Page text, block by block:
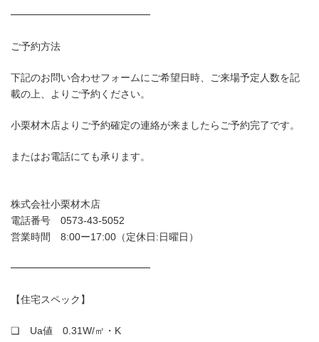
━━━━━━━━━━━━━━
ご予約方法
下記のお問い合わせフォームにご希望日時、ご来場予定人数を記
載の上、よりご予約ください。
小栗材木店よりご予約確定の連絡が来ましたらご予約完了です。
またはお電話にても承ります。
株式会社小栗材木店
電話番号 0573-43-5052
営業時間 8:00ー17:00（定休日:日曜日）
━━━━━━━━━━━━━━
【住宅スペック】
❏ Ua値 0.31W/㎡・K